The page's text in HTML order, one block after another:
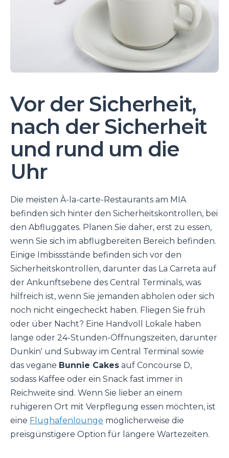
Vor der Sicherheit,
nach der Sicherheit
und rund um die
Uhr
Die meisten À-la-carte-Restaurants am MIA
befinden sich hinter den Sicherheitskontrollen, bei
den Abfluggates. Planen Sie daher, erst zu essen,
wenn Sie sich im abflugbereiten Bereich befinden.
Einige Imbissstände befinden sich vor den
Sicherheitskontrollen, darunter das La Carreta auf
der Ankunftsebene des Central Terminals, was
hilfreich ist, wenn Sie jemanden abholen oder sich
noch nicht eingecheckt haben. Fliegen Sie früh
oder über Nacht? Eine Handvoll Lokale haben
lange oder 24-Stunden-Öffnungszeiten, darunter
Dunkin' und Subway im Central Terminal sowie
das vegane Bunnie Cakes auf Concourse D,
sodass Kaffee oder ein Snack fast immer in
Reichweite sind. Wenn Sie lieber an einem
ruhigeren Ort mit Verpflegung essen möchten, ist
eine Flughafenlounge möglicherweise die
preisgünstigere Option für längere Wartezeiten.